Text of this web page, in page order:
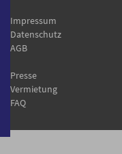
Impressum
Datenschutz
AGB
Presse
Vermietung
FAQ